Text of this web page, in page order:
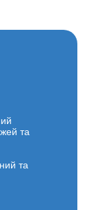
та
та